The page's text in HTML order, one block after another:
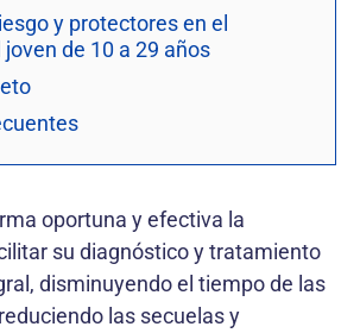
y protectores en el
de 10 a 29 años
oportuna y efectiva la
su diagnóstico y tratamiento
disminuyendo el tiempo de las
las secuelas y